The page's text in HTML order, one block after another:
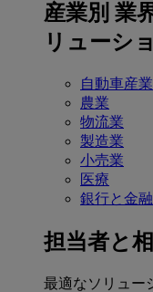
産業別 業
リューシ
自動車産業
農業
物流業
製造業
小売業
医療
銀行と金融
担当者と
最適なソリュー